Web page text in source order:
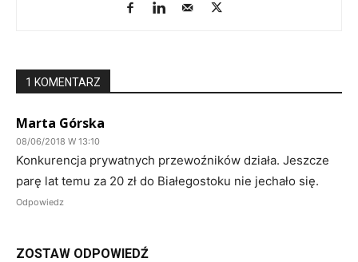
1 KOMENTARZ
Marta Górska
08/06/2018 W 13:10
Konkurencja prywatnych przewoźników działa. Jeszcze
parę lat temu za 20 zł do Białegostoku nie jechało się.
Odpowiedz
ZOSTAW ODPOWIEDŹ